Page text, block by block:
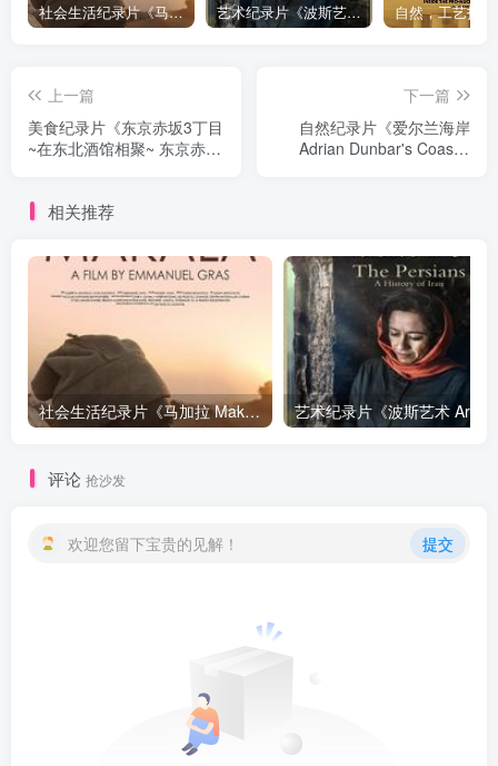
社会生活纪录片《马加拉 Makala》下载 艺术纪录片《波斯艺术 Art of Persia》下载
上一篇
美食纪录片《东京赤坂3丁目
~在东北酒馆相聚~ 东京赤坂
下一篇
自然纪录片《爱尔兰海岸
Adrian Dunbar's Coastal
相关推荐
社会生活纪录片《马加拉 Makala》下载
评论 抢沙发
欢迎您留下宝贵的见解！ 提交